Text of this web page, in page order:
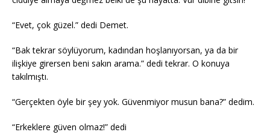
“Evet, çok güzel.” dedi Demet.
“Bak tekrar söylüyorum, kadından hoşlanıyorsan, ya da bir
ilişkiye girersen beni sakın arama.” dedi tekrar. O konuya
takılmıştı.
“Gerçekten öyle bir şey yok. Güvenmiyor musun bana?” dedim.
“Erkeklere güven olmaz!” dedi